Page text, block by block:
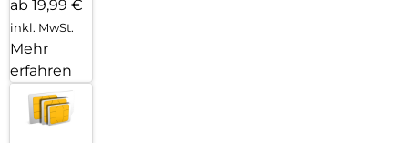
ab 19,99 €
inkl. MwSt.
Mehr
erfahren